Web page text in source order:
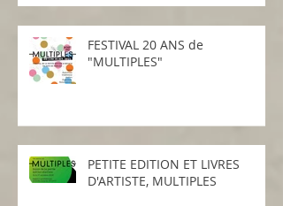
FESTIVAL 20 ANS de
"MULTIPLES"
PETITE EDITION ET LIVRES
D'ARTISTE, MULTIPLES